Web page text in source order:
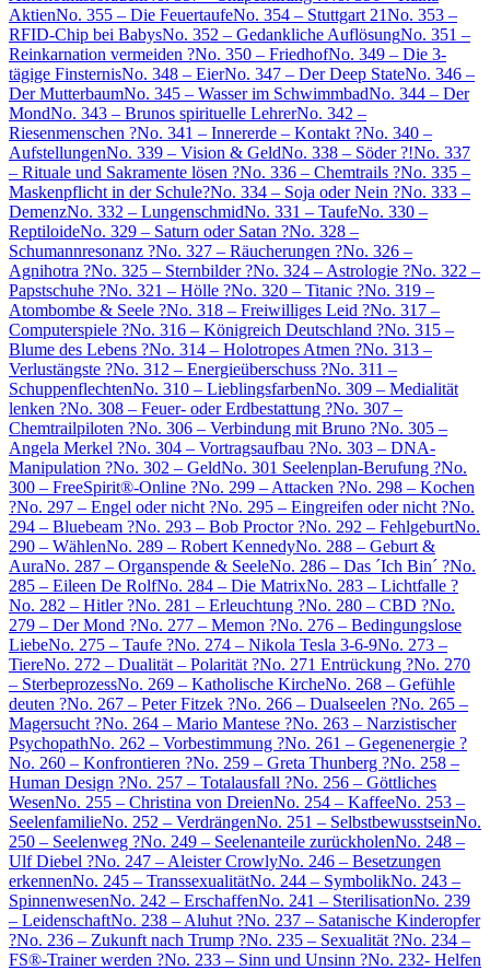
AktienNo. 355 – Die FeuertaufeNo. 354 – Stuttgart 21No. 353 –
RFID-Chip bei BabysNo. 352 – Gedankliche AuflösungNo. 351 –
Reinkarnation vermeiden ?No. 350 – FriedhofNo. 349 – Die 3-
tägige FinsternisNo. 348 – EierNo. 347 – Der Deep StateNo. 346 –
Der MutterbaumNo. 345 – Wasser im SchwimmbadNo. 344 – Der
MondNo. 343 – Brunos spirituelle LehrerNo. 342 –
Riesenmenschen ?No. 341 – Innererde – Kontakt ?No. 340 –
AufstellungenNo. 339 – Vision & GeldNo. 338 – Söder ?!No. 337
– Rituale und Sakramente lösen ?No. 336 – Chemtrails ?No. 335 –
Maskenpflicht in der Schule?No. 334 – Soja oder Nein ?No. 333 –
DemenzNo. 332 – LungenschmidNo. 331 – TaufeNo. 330 –
ReptiloideNo. 329 – Saturn oder Satan ?No. 328 –
Schumannresonanz ?No. 327 – Räucherungen ?No. 326 –
Agnihotra ?No. 325 – Sternbilder ?No. 324 – Astrologie ?No. 322 –
Papstschuhe ?No. 321 – Hölle ?No. 320 – Titanic ?No. 319 –
Atombombe & Seele ?No. 318 – Freiwilliges Leid ?No. 317 –
Computerspiele ?No. 316 – Königreich Deutschland ?No. 315 –
Blume des Lebens ?No. 314 – Holotropes Atmen ?No. 313 –
Verlustängste ?No. 312 – Energieüberschuss ?No. 311 –
SchuppenflechtenNo. 310 – LieblingsfarbenNo. 309 – Medialität
lenken ?No. 308 – Feuer- oder Erdbestattung ?No. 307 –
Chemtrailpiloten ?No. 306 – Verbindung mit Bruno ?No. 305 –
Angela Merkel ?No. 304 – Vortragsaufbau ?No. 303 – DNA-
Manipulation ?No. 302 – GeldNo. 301 Seelenplan-Berufung ?No.
300 – FreeSpirit®-Online ?No. 299 – Attacken ?No. 298 – Kochen
?No. 297 – Engel oder nicht ?No. 295 – Eingreifen oder nicht ?No.
294 – Bluebeam ?No. 293 – Bob Proctor ?No. 292 – FehlgeburtNo.
290 – WählenNo. 289 – Robert KennedyNo. 288 – Geburt &
AuraNo. 287 – Organspende & SeeleNo. 286 – Das ´Ich Bin´ ?No.
285 – Eileen De RolfNo. 284 – Die MatrixNo. 283 – Lichtfalle ?
No. 282 – Hitler ?No. 281 – Erleuchtung ?No. 280 – CBD ?No.
279 – Der Mond ?No. 277 – Memon ?No. 276 – Bedingungslose
LiebeNo. 275 – Taufe ?No. 274 – Nikola Tesla 3-6-9No. 273 –
TiereNo. 272 – Dualität – Polarität ?No. 271 Entrückung ?No. 270
– SterbeprozessNo. 269 – Katholische KircheNo. 268 – Gefühle
deuten ?No. 267 – Peter Fitzek ?No. 266 – Dualseelen ?No. 265 –
Magersucht ?No. 264 – Mario Mantese ?No. 263 – Narzistischer
PsychopathNo. 262 – Vorbestimmung ?No. 261 – Gegenenergie ?
No. 260 – Konfrontieren ?No. 259 – Greta Thunberg ?No. 258 –
Human Design ?No. 257 – Totalausfall ?No. 256 – Göttliches
WesenNo. 255 – Christina von DreienNo. 254 – KaffeeNo. 253 –
SeelenfamilieNo. 252 – VerdrängenNo. 251 – SelbstbewusstseinNo.
250 – Seelenweg ?No. 249 – Seelenanteile zurückholenNo. 248 –
Ulf Diebel ?No. 247 – Aleister CrowlyNo. 246 – Besetzungen
erkennenNo. 245 – TranssexualitätNo. 244 – SymbolikNo. 243 –
SpinnenwesenNo. 242 – ErschaffenNo. 241 – SterilisationNo. 239
– LeidenschaftNo. 238 – Aluhut ?No. 237 – Satanische Kinderopfer
?No. 236 – Zukunft nach Trump ?No. 235 – Sexualität ?No. 234 –
FS®-Trainer werden ?No. 233 – Sinn und Unsinn ?No. 232- Helfen